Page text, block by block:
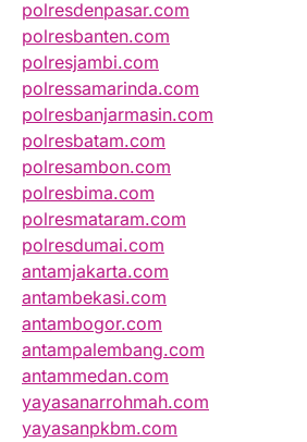
polresdenpasar.com
polresbanten.com
polresjambi.com
polressamarinda.com
polresbanjarmasin.com
polresbatam.com
polresambon.com
polresbima.com
polresmataram.com
polresdumai.com
antamjakarta.com
antambekasi.com
antambogor.com
antampalembang.com
antammedan.com
yayasanarrohmah.com
yayasanpkbm.com